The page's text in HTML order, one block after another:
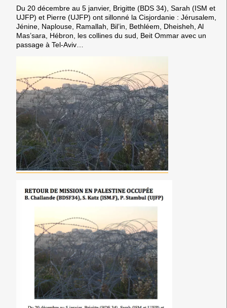
Du 20 décembre au 5 janvier, Brigitte (BDS 34), Sarah (ISM et
UJFP) et Pierre (UJFP) ont sillonné la Cisjordanie : Jérusalem,
Jénine, Naplouse, Ramallah, Bil’in, Bethléem, Dheisheh, Al
Mas’sara, Hébron, les collines du sud, Beit Ommar avec un
passage à Tel-Aviv…